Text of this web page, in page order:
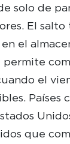
solo de
El
el
permite
el
Países
que